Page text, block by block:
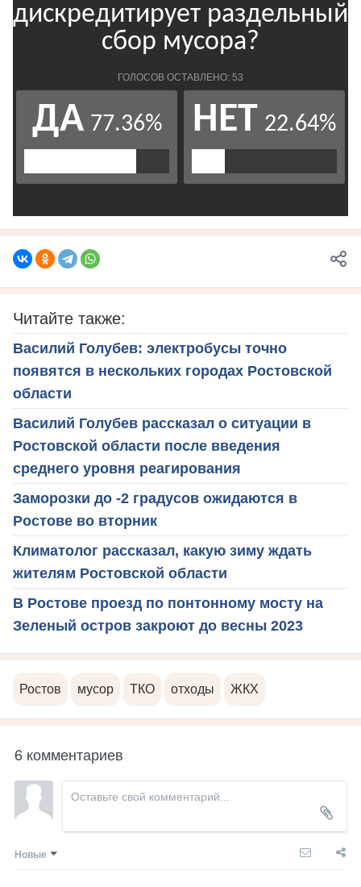
Читайте также:
Василий Голубев: электробусы точно
появятся в нескольких городах Ростовской
области
Василий Голубев рассказал о ситуации в
Ростовской области после введения
среднего уровня реагирования
Заморозки до -2 градусов ожидаются в
Ростове во вторник
Климатолог рассказал, какую зиму ждать
жителям Ростовской области
В Ростове проезд по понтонному мосту на
Зеленый остров закроют до весны 2023
Ростов мусор ТКО отходы ЖКХ
6 комментариев
Новые